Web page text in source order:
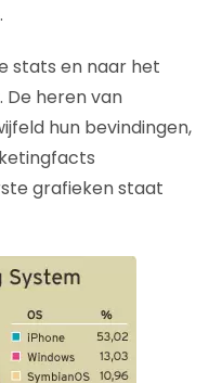
stats en naar het
heren van
hun bevindingen,
grafieken staat